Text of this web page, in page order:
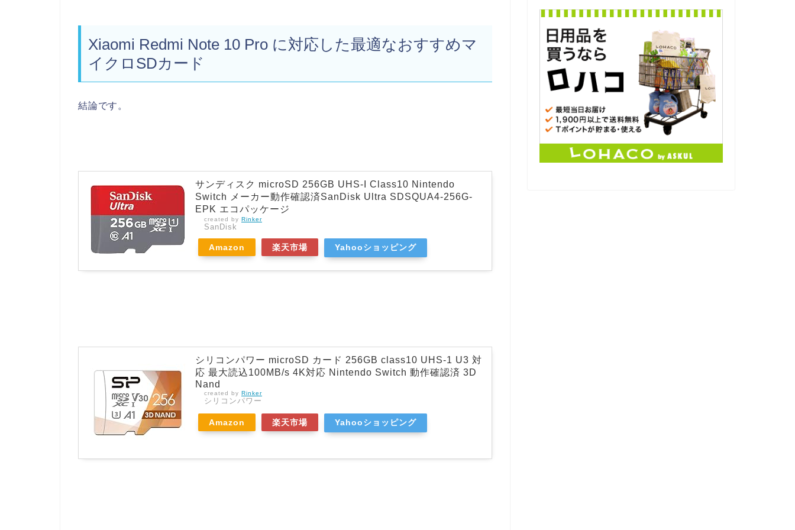
Xiaomi Redmi Note 10 Pro に対応した最適なおすすめマ
イクロSDカード
結論です。
サンディスク microSD 256GB UHS-I Class10 Nintendo
Switch メーカー動作確認済SanDisk Ultra SDSQUA4-256G-
EPK エコパッケージ
created by Rinker
SanDisk
Amazon 楽天市場 Yahooショッピング
シリコンパワー microSD カード 256GB class10 UHS-1 U3 対
応 最大読込100MB/s 4K対応 Nintendo Switch 動作確認済 3D
Nand
created by Rinker
シリコンパワー
Amazon 楽天市場 Yahooショッピング